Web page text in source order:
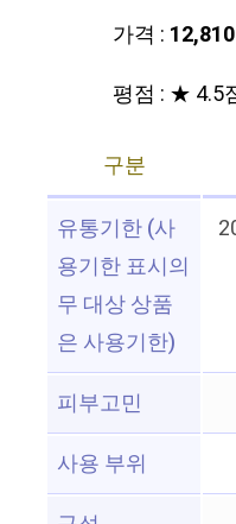
가격 :
평점 : ★ 4.5
구분
유통기한 (사
용기한 표시의
무 대상 상품
은 사용기한)
피부고민
사용 부위